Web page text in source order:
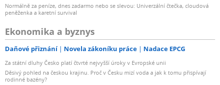
Normálně za peníze, dnes zadarmo nebo se slevou: Univerzální čtečka, cloudová
peněženka a karetní survival
Ekonomika a byznys
Daňové přiznání Novela zákoníku práce Nadace EPCG
Za státní dluhy Česko platí čtvrté nejvyšší úroky v Evropské unii
Děsivý pohled na českou krajinu. Proč v Česku mizí voda a jak k tomu přispívají
rodinné bazény?